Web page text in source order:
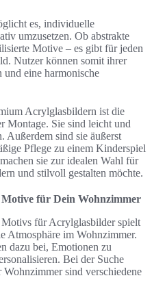
es, individuelle
umzusetzen. Ob abstrakte
Motive – es gibt für jeden
Nutzer können somit ihrer
eine harmonische
Acrylglasbildern ist die
Montage. Sie sind leicht und
Außerdem sind sie äußerst
Pflege zu einem Kinderspiel
sie zur idealen Wahl für
und stilvoll gestalten möchte.
für Dein Wohnzimmer
für Acrylglasbilder spielt
Atmosphäre im Wohnzimmer.
dazu bei, Emotionen zu
Bei der Suche
sind verschiedene